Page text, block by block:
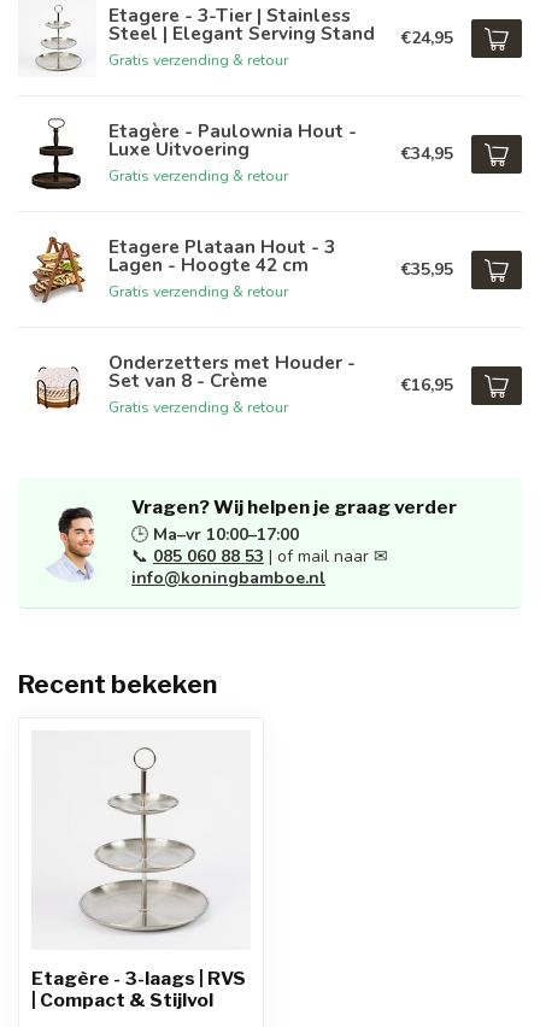
Etagere - 3-Tier | Stainless
Steel | Elegant Serving Stand
Gratis verzending & retour
€24,95
Etagère - Paulownia Hout -
Luxe Uitvoering
Gratis verzending & retour
€34,95
Etagere Plataan Hout - 3
Lagen - Hoogte 42 cm
Gratis verzending & retour
€35,95
Onderzetters met Houder -
Set van 8 - Crème
Gratis verzending & retour
€16,95
Vragen? Wij helpen je graag verder
🕒 Ma–vr 10:00–17:00
📞 085 060 88 53 | of mail naar ✉
info@koningbamboe.nl
Recent bekeken
Etagère - 3-laags | RVS
| Compact & Stijlvol